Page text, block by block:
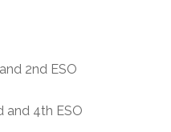
2nd ESO
and 4th ESO